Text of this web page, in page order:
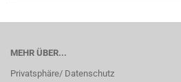
MEHR ÜBER...
Privatsphäre/ Datenschutz